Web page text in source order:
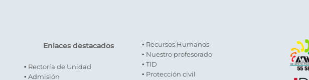
Enlaces destacados
▪ Rectoría de Unidad
▪ Admisión
▪ Recursos Humanos
▪ Nuestro profesorado
▪ TID
▪ Protección civil